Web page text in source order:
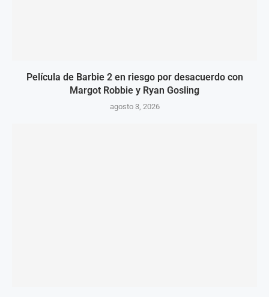
Película de Barbie 2 en riesgo por desacuerdo con
Margot Robbie y Ryan Gosling
agosto 3, 2026